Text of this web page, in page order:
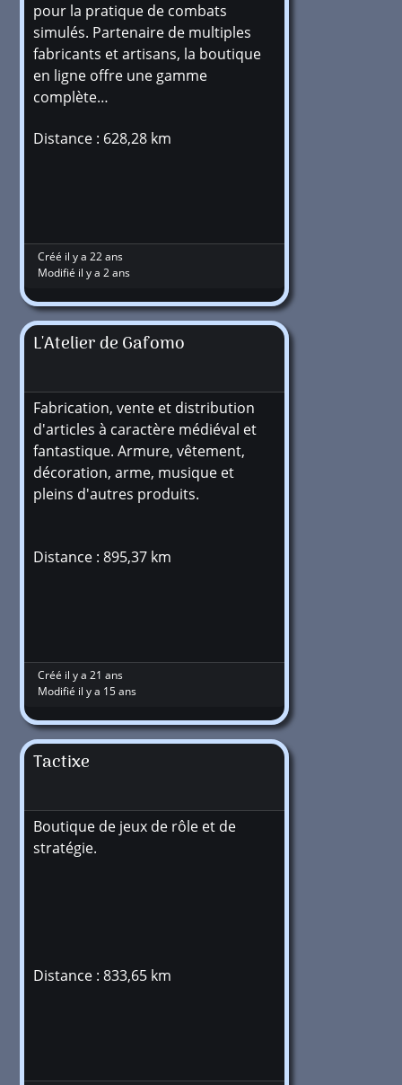
pour la pratique de combats
simulés. Partenaire de multiples
fabricants et artisans, la boutique
en ligne offre une gamme
complète…
Distance : 628,28 km
Créé il y a 22 ans
Modifié il y a 2 ans
L'Atelier de Gafomo
Fabrication, vente et distribution
d'articles à caractère médiéval et
fantastique. Armure, vêtement,
décoration, arme, musique et
pleins d'autres produits.
Distance : 895,37 km
Créé il y a 21 ans
Modifié il y a 15 ans
Tactixe
Boutique de jeux de rôle et de
stratégie.
Distance : 833,65 km